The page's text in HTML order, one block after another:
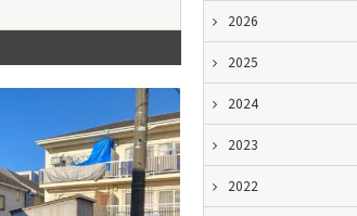
2026
2025
2024
2023
2022